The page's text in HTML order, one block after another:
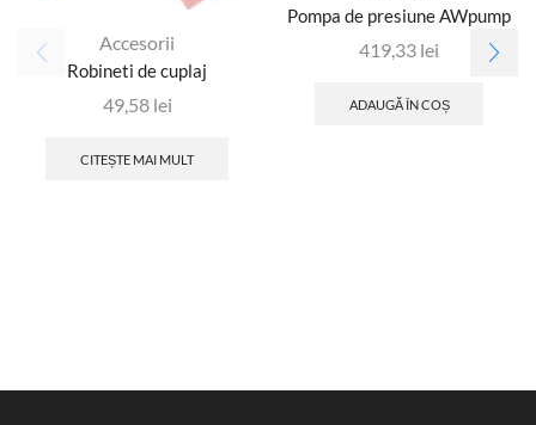
Accesorii
Robineti de cuplaj
49,58 lei
CITEȘTE MAI MULT
Pompa de presiune AWpump
419,33 lei
ADAUGĂ ÎN COȘ